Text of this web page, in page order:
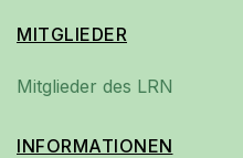
MITGLIEDER
Mitglieder des LRN
INFORMATIONEN